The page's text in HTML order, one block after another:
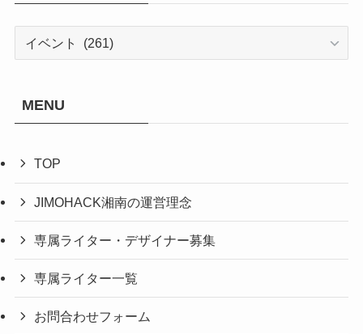
MENU
TOP
JIMOHACK湘南の運営理念
専属ライター・デザイナー募集
専属ライター一覧
お問合わせフォーム